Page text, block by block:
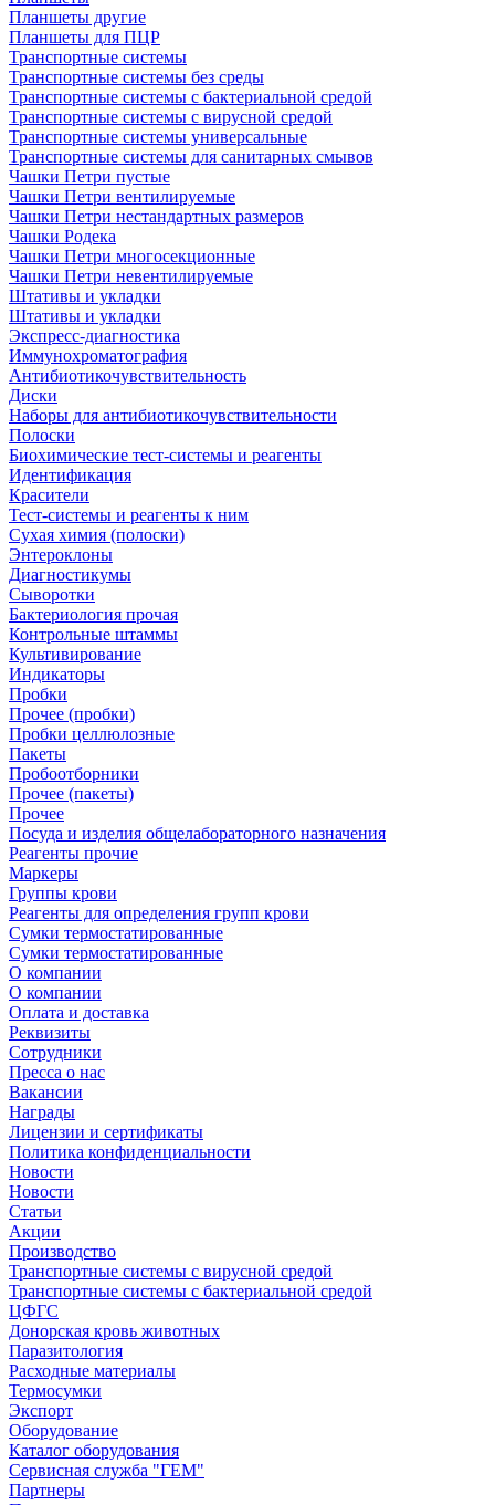
Планшеты другие
Планшеты для ПЦР
Транспортные системы
Транспортные системы без среды
Транспортные системы с бактериальной средой
Транспортные системы с вирусной средой
Транспортные системы универсальные
Транспортные системы для санитарных смывов
Чашки Петри пустые
Чашки Петри вентилируемые
Чашки Петри нестандартных размеров
Чашки Родека
Чашки Петри многосекционные
Чашки Петри невентилируемые
Штативы и укладки
Штативы и укладки
Экспресс-диагностика
Иммунохроматография
Антибиотикочувствительность
Диски
Наборы для антибиотикочувствительности
Полоски
Биохимические тест-системы и реагенты
Идентификация
Красители
Тест-системы и реагенты к ним
Сухая химия (полоски)
Энтероклоны
Диагностикумы
Сыворотки
Бактериология прочая
Контрольные штаммы
Культивирование
Индикаторы
Пробки
Прочее (пробки)
Пробки целлюлозные
Пакеты
Пробоотборники
Прочее (пакеты)
Прочее
Посуда и изделия общелабораторного назначения
Реагенты прочие
Маркеры
Группы крови
Реагенты для определения групп крови
Сумки термостатированные
Сумки термостатированные
О компании
О компании
Оплата и доставка
Реквизиты
Сотрудники
Пресса о нас
Вакансии
Награды
Лицензии и сертификаты
Политика конфиденциальности
Новости
Новости
Статьи
Акции
Производство
Транспортные системы с вирусной средой
Транспортные системы с бактериальной средой
ЦФГС
Донорская кровь животных
Паразитология
Расходные материалы
Термосумки
Экспорт
Оборудование
Каталог оборудования
Сервисная служба "ГЕМ"
Партнеры